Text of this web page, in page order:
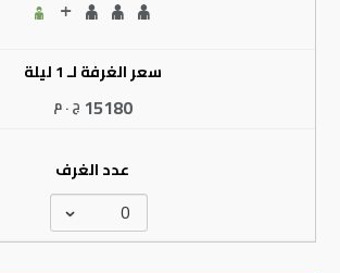
سعر الغرفة لـ 1 ليلة
15180 ج . م
عدد الغرف